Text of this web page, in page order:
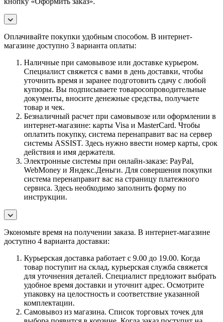
Оплачивайте покупки удобным способом. В интернет-
магазине доступно 3 варианта оплаты:
Наличные при самовывозе или доставке курьером.
Специалист свяжется с вами в день доставки, чтобы
уточнить время и заранее подготовить сдачу с любой
купюры. Вы подписываете товаросопроводительные
документы, вносите денежные средства, получаете
товар и чек.
Безналичный расчет при самовывозе или оформлении в
интернет-магазине: карты Visa и MasterCard. Чтобы
оплатить покупку, система перенаправит вас на сервер
системы ASSIST. Здесь нужно ввести номер карты, срок
действия и имя держателя.
Электронные системы при онлайн-заказе: PayPal,
WebMoney и Яндекс.Деньги. Для совершения покупки
система перенаправит вас на страницу платежного
сервиса. Здесь необходимо заполнить форму по
инструкции.
Экономьте время на получении заказа. В интернет-магазине
доступно 4 варианта доставки:
Курьерская доставка работает с 9.00 до 19.00. Когда
товар поступит на склад, курьерская служба свяжется
для уточнения деталей. Специалист предложит выбрать
удобное время доставки и уточнит адрес. Осмотрите
упаковку на целостность и соответствие указанной
комплектации.
Самовывоз из магазина. Список торговых точек для